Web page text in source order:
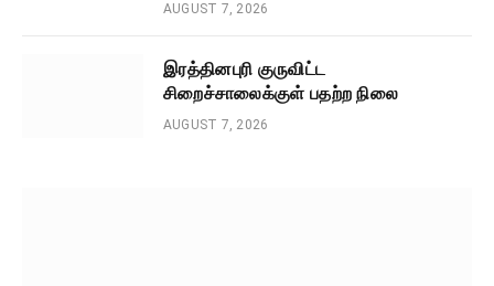
AUGUST 7, 2026
இரத்தினபுரி குருவிட்ட
சிறைச்சாலைக்குள் பதற்ற நிலை
AUGUST 7, 2026